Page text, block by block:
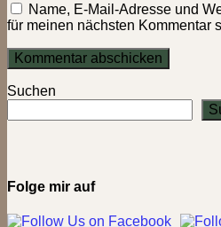
Name, E-Mail-Adresse und
für meinen nächsten Kommentar
Suchen
Folge mir auf